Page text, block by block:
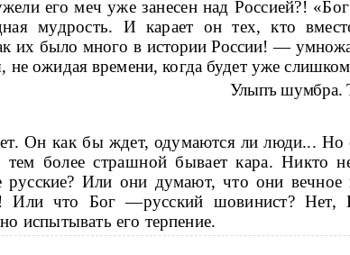
егомеч уже занесен над Россией?!
мудрость. И карает он тех, кто
их было много в истории России! —
неожидая времени, когда будет уже
Улыпъ шумбра.
Он как быждет, одумаются ли люди... Но
тем более страшной бываеткара. Никто
русские? Или они думают, что они вечное
Или что Бог —русский шовинист? Нет,
испытывать его терпение.